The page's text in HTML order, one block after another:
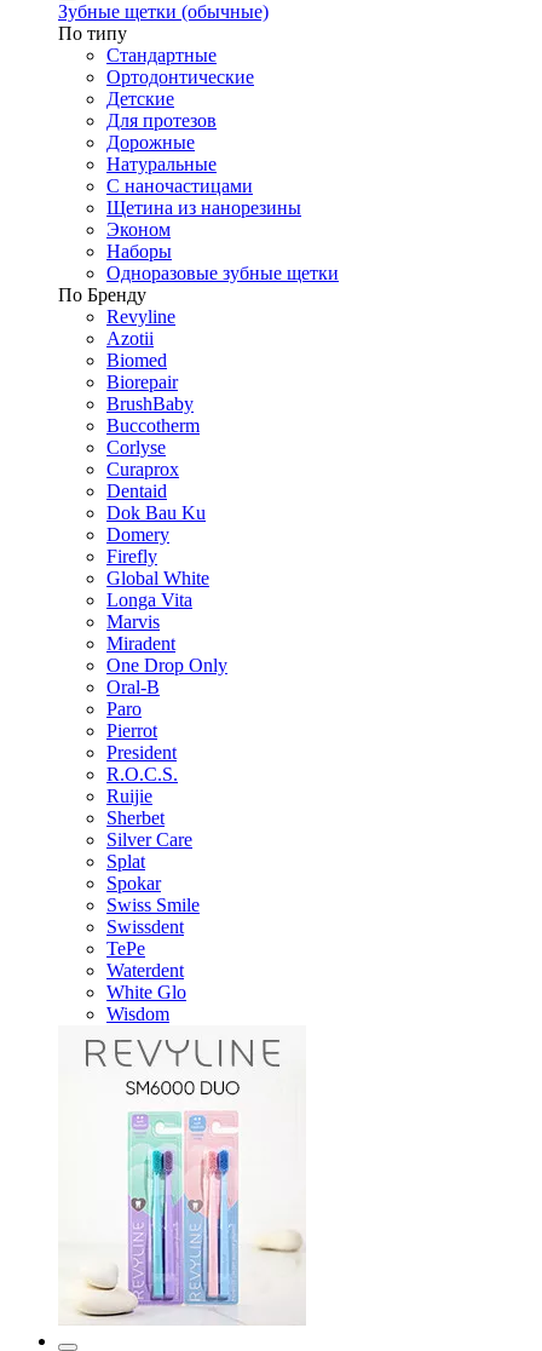
Зубные щетки (обычные)
По типу
Стандартные
Ортодонтические
Детские
Для протезов
Дорожные
Натуральные
С наночастицами
Щетина из нанорезины
Эконом
Наборы
Одноразовые зубные щетки
По Бренду
Revyline
Azotii
Biomed
Biorepair
BrushBaby
Buccotherm
Corlyse
Curaprox
Dentaid
Dok Bau Ku
Domery
Firefly
Global White
Longa Vita
Marvis
Miradent
One Drop Only
Oral-B
Paro
Pierrot
President
R.O.C.S.
Ruijie
Sherbet
Silver Care
Splat
Spokar
Swiss Smile
Swissdent
TePe
Waterdent
White Glo
Wisdom